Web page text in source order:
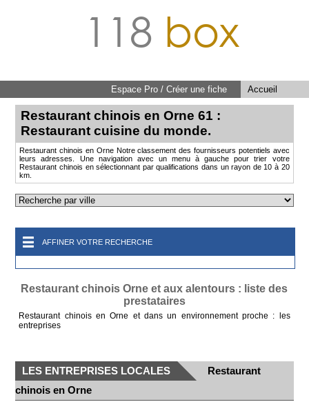
118 box
Accueil
Espace Pro / Créer une fiche
Restaurant chinois en Orne 61 :
Restaurant cuisine du monde.
Restaurant chinois en Orne Notre classement des fournisseurs potentiels avec
leurs adresses. Une navigation avec un menu à gauche pour trier votre
Restaurant chinois en sélectionnant par qualifications dans un rayon de 10 à 20
km.
AFFINER VOTRE RECHERCHE
Restaurant chinois Orne et aux alentours : liste des
prestataires
Restaurant chinois en Orne et dans un environnement proche : les
entreprises
LES ENTREPRISES LOCALES
Restaurant
chinois en Orne